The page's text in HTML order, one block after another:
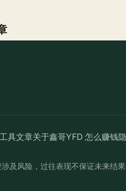
具文章关于鑫哥YFD 怎么赚钱
及风险，过往表现不保证未来结